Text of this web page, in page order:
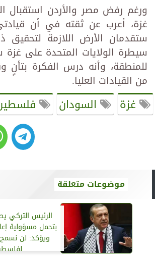
ورغم رفض مصر والأردن استقبال
غزة، أعرب عن ثقته في أن
ستقدمان الأرض اللازمة
سيطرة الولايات المتحدة على غزة
للمنطقة، وأنه درس الفكرة بتأنٍ
من القيادات العليا.
غزة السودان
موضوعات متعلقة
الرئيس التركي
بتحمل مسؤولية
ويؤكد: لن نسمح